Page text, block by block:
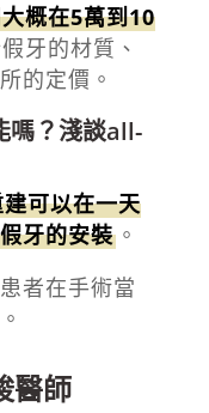
概在5萬到10
牙的材質、
的定價。
嗎？淺談all-
可以在一天
牙的安裝。
者在手術當
醫師